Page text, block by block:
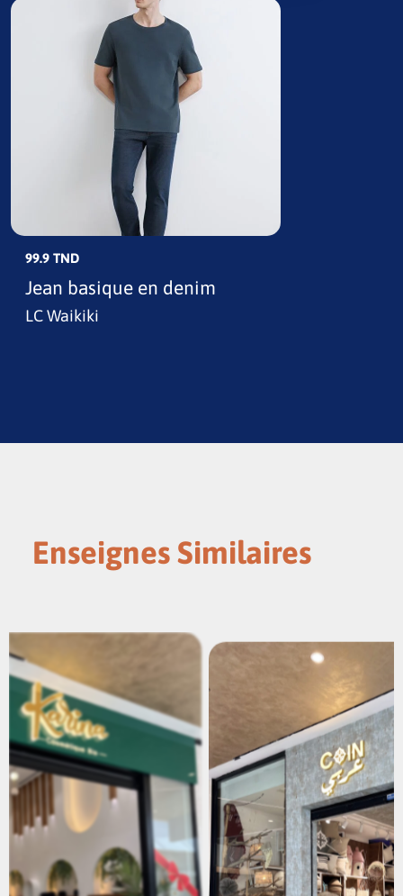
99.9 TND
Jean basique en denim
LC Waikiki
Enseignes Similaires